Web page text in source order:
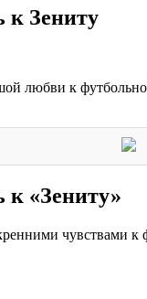
к Зениту
любви к
к «Зениту»
чувствами к